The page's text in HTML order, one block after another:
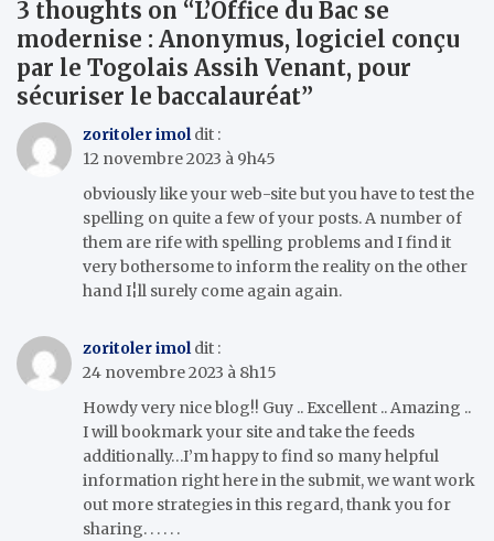
3 thoughts on “L’Office du Bac se
modernise : Anonymus, logiciel conçu
par le Togolais Assih Venant, pour
sécuriser le baccalauréat”
zoritoler imol dit :
12 novembre 2023 à 9h45
obviously like your web-site but you have to test the
spelling on quite a few of your posts. A number of
them are rife with spelling problems and I find it
very bothersome to inform the reality on the other
hand I¦ll surely come again again.
zoritoler imol dit :
24 novembre 2023 à 8h15
Howdy very nice blog!! Guy .. Excellent .. Amazing ..
I will bookmark your site and take the feeds
additionally…I’m happy to find so many helpful
information right here in the submit, we want work
out more strategies in this regard, thank you for
sharing. . . . . .